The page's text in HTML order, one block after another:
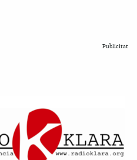
Publicitat